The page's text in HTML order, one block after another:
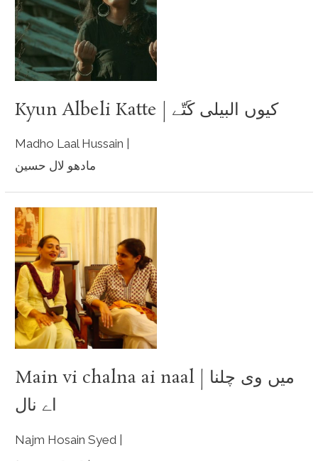
Kyun Albeli Katte | کیوں البیلی کَتّے
Madho Laal Hussain |
مادھو لال حسین
Main vi chalna ai naal | میں وی چلنا
اے نال
Najm Hosain Syed |